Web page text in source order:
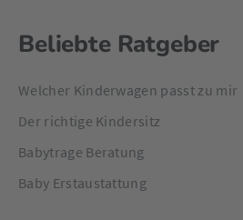
Beliebte Ratgeber
Welcher Kinderwagen passt zu mir
Der richtige Kindersitz
Babytrage Beratung
Baby Erstaustattung